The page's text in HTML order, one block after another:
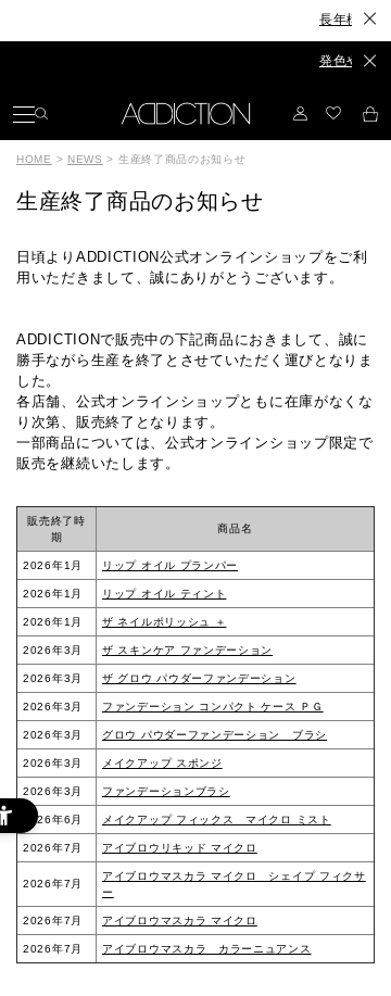
長年構想
発色やセ
HOME > NEWS > 生産終了商品のお知らせ
生産終了商品のお知らせ
日頃よりADDICTION公式オンラインショップをご利
用いただきまして、誠にありがとうございます。
ADDICTIONで販売中の下記商品におきまして、誠に
勝手ながら生産を終了とさせていただく運びとなりま
した。
各店舗、公式オンラインショップともに在庫がなくな
り次第、販売終了となります。
一部商品については、公式オンラインショップ限定で
販売を継続いたします。
販売終了時
期
商品名
2026年1月 リップ オイル プランパー
2026年1月 リップ オイル ティント
2026年1月 ザ ネイルポリッシュ ＋
2026年3月 ザ スキンケア ファンデーション
2026年3月 ザ グロウ パウダーファンデーション
2026年3月 ファンデーション コンパクト ケース ＰＧ
2026年3月 グロウ パウダーファンデーション ブラシ
2026年3月 メイクアップ スポンジ
2026年3月 ファンデーションブラシ
2026年6月 メイクアップ フィックス マイクロ ミスト
2026年7月 アイブロウリキッド マイクロ
2026年7月
アイブロウマスカラ マイクロ シェイプ フィクサ
ー
2026年7月 アイブロウマスカラ マイクロ
2026年7月 アイブロウマスカラ カラーニュアンス